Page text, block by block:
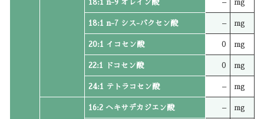
18:1 n-9 オレイン酸 – mg
18:1 n-7 シス-バクセン酸 – mg
20:1 イコセン酸 0 mg
22:1 ドコセン酸 0 mg
24:1 テトラコセン酸 – mg
16:2 ヘキサデカジエン酸 – mg